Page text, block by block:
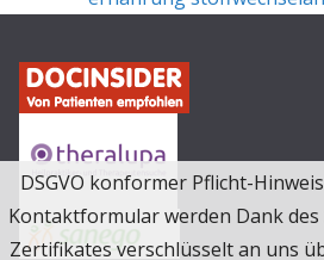
DSGVO konformer Pflicht-
Kontaktformular werden Dank des
Zertifikates verschlüsselt an uns